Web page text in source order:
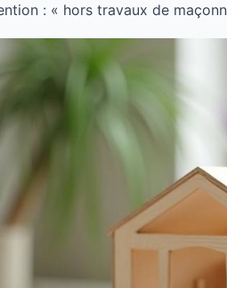
: « hors travaux de